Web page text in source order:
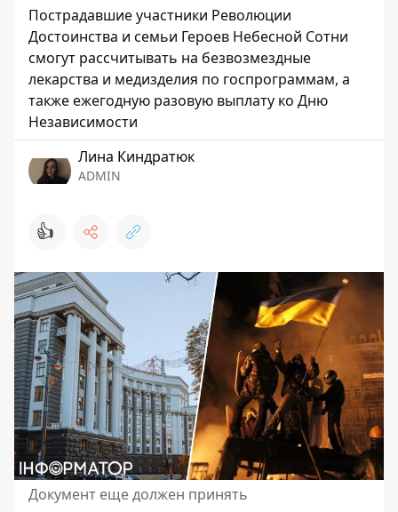
Пострадавшие участники Революции
Достоинства и семьи Героев Небесной Сотни
смогут рассчитывать на безвозмездные
лекарства и медизделия по госпрограммам, а
также ежегодную разовую выплату ко Дню
Независимости
Лина Киндратюк
ADMIN
👍
Документ еще должен принять